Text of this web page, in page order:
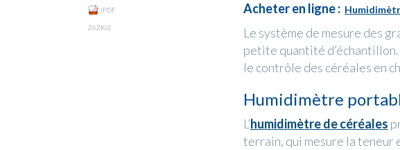
(PDF
262Ko)
Acheter en ligne :
Le système de mesure des
petite quantité
le contrôle des céréales en
Humidimètre
L’humidimètre de céréales
terrain, qui mesure la teneur